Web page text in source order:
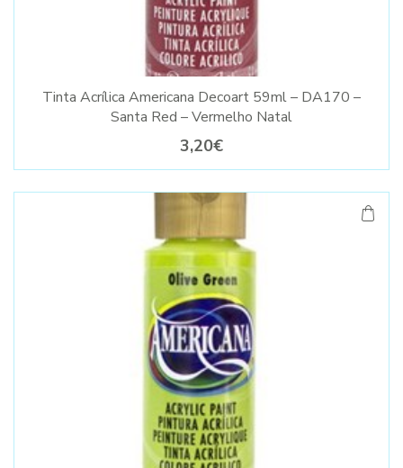
Tinta Acrílica Americana Decoart 59ml – DA170 –
Santa Red – Vermelho Natal
3,20€